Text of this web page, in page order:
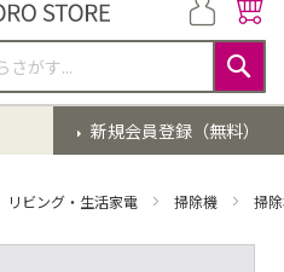
検
索
新規会員登録（無料）
リビング・生活家電 掃除機 掃